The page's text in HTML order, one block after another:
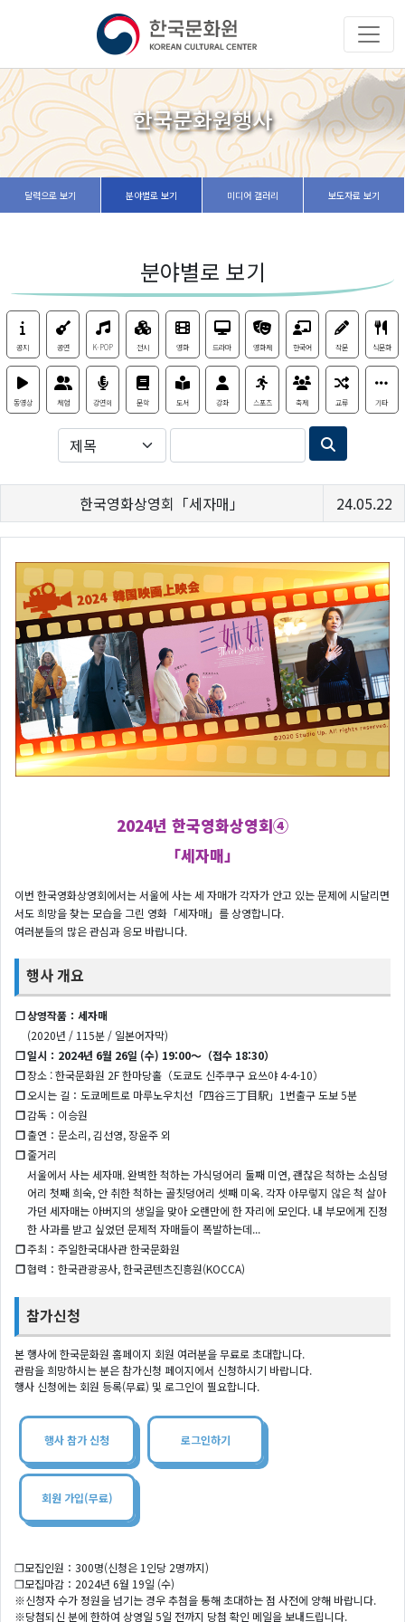
한국문화원행사
달력으로 보기 분야별로 보기 미디어 갤러리 보도자료 보기
분야별로 보기
공지 공연 K-POP 전시 영화 드라마 영화제 한국어 작문 식문화
동영상 체험 강연회 문학 도서 강좌 스포츠 축제 교류 기타
한국영화상영회「세자매」 24.05.22
2024년 한국영화상영회④
「세자매」
이번 한국영화상영회에서는 서울에 사는 세 자매가 각자가 안고 있는 문제에 시달리면
서도 희망을 찾는 모습을 그린 영화「세자매」를 상영합니다.
여러분들의 많은 관심과 응모 바랍니다.
행사 개요
❐상영작품：세자매
(2020년 / 115분 / 일본어자막)
❐일시：2024년 6월 26일 (수) 19:00～（접수 18:30）
❐장소 : 한국문화원 2F 한마당홀（도쿄도 신주쿠구 요쓰야 4-4-10）
❐오시는 길：도쿄메트로 마루노우치선「四谷三丁目駅」1번출구 도보 5분
❐감독：이승원
❐출연：문소리, 김선영, 장윤주 외
❐줄거리
서울에서 사는 세자매. 완벽한 척하는 가식덩어리 둘째 미연, 괜찮은 척하는 소심덩
어리 첫째 희숙, 안 취한 척하는 골칫덩어리 셋째 미옥. 각자 아무렇지 않은 척 살아
가던 세자매는 아버지의 생일을 맞아 오랜만에 한 자리에 모인다. 내 부모에게 진정
한 사과를 받고 싶었던 문제적 자매들이 폭발하는데...
❐주최：주일한국대사관 한국문화원
❐협력：한국관광공사, 한국콘텐츠진흥원(KOCCA)
참가신청
본 행사에 한국문화원 홈페이지 회원 여러분을 무료로 초대합니다.
관람을 희망하시는 분은 참가신청 페이지에서 신청하시기 바랍니다.
행사 신청에는 회원 등록(무료) 및 로그인이 필요합니다.
행사 참가 신청 로그인하기
회원 가입(무료)
❐모집인원：300명(신청은 1인당 2명까지)
❐모집마감：2024년 6월 19일 (수)
※신청자 수가 정원을 넘기는 경우 추첨을 통해 초대하는 점 사전에 양해 바랍니다.
※당첨되신 분에 한하여 상영일 5일 전까지 당첨 확인 메일을 보내드립니다.